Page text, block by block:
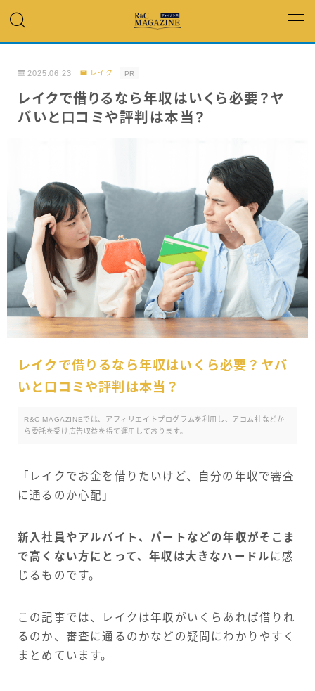
アコム・レイク・ プロミス
「低金利」 で借りたい
カードローンランキング
2025.06.23 レイク PR
レイクで借りるなら年収はいくら必要？ヤ
バいと口コミや評判は本当？
レイクで借りるなら年収はいくら必要？ヤバ
いと口コミや評判は本当？
R&C MAGAZINEでは、アフィリエイトプログラムを利用し、アコム社などか
ら委託を受け広告収益を得て運用しております。
「レイクでお金を借りたいけど、自分の年収で審査
に通るのか心配」
新入社員やアルバイト、パートなどの年収がそこま
で高くない方にとって、年収は大きなハードル に感
じるものです。
この記事では、レイクは年収がいくらあれば借りれ
るのか、審査に通るのかなどの疑問にわかりやすく
まとめています。